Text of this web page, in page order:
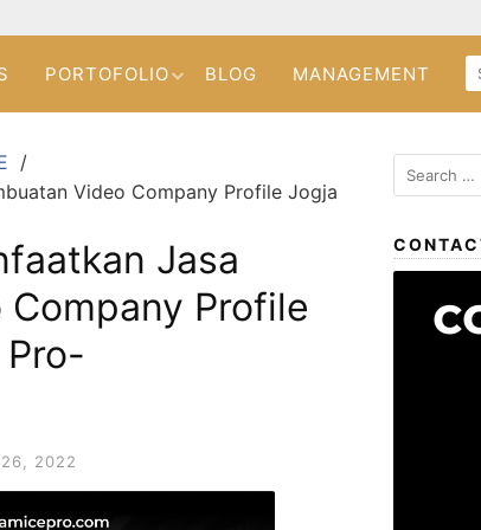
PORTOFOLIO BLOG MANAGEMENT
Video Company Profile Jogja
Jasa
Profile
26, 2022